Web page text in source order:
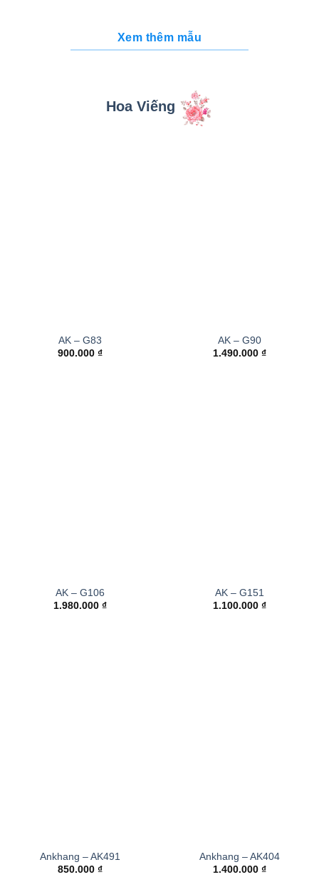
Xem thêm mẫu
Hoa Viếng
AK – G83
900.000 ₫
AK – G90
1.490.000 ₫
AK – G106
1.980.000 ₫
AK – G151
1.100.000 ₫
Ankhang – AK491
850.000 ₫
Ankhang – AK404
1.400.000 ₫